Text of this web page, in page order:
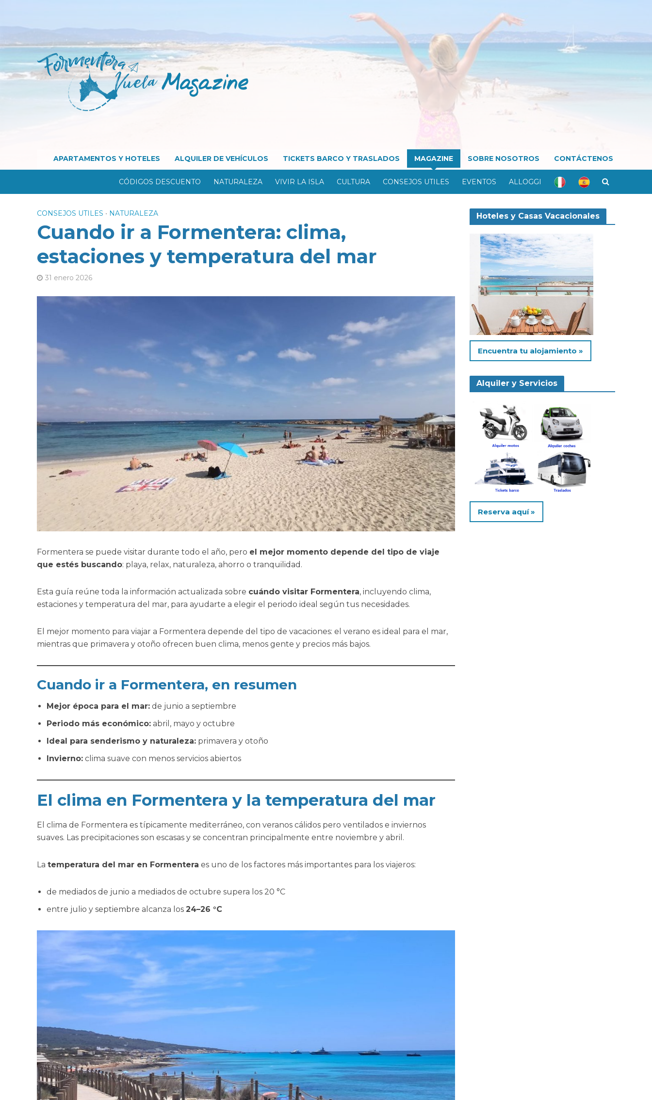
APARTAMENTOS Y HOTELES ALQUILER DE VEHÍCULOS TICKETS BARCO Y TRASLADOS MAGAZINE SOBRE NOSOTROS CONTÁCTENOS
CÓDIGOS DESCUENTO NATURALEZA VIVIR LA ISLA CULTURA CONSEJOS UTILES EVENTOS ALLOGGI
CONSEJOS UTILES • NATURALEZA
Cuando ir a Formentera: clima,
estaciones y temperatura del mar
31 enero 2026
Formentera se puede visitar durante todo el año, pero el mejor momento depende del tipo de viaje
que estés buscando: playa, relax, naturaleza, ahorro o tranquilidad.
Esta guía reúne toda la información actualizada sobre cuándo visitar Formentera, incluyendo clima,
estaciones y temperatura del mar, para ayudarte a elegir el periodo ideal según tus necesidades.
El mejor momento para viajar a Formentera depende del tipo de vacaciones: el verano es ideal para el mar,
mientras que primavera y otoño ofrecen buen clima, menos gente y precios más bajos.
Cuando ir a Formentera, en resumen
Mejor época para el mar:de junio a septiembre
Periodo más económico:abril, mayo y octubre
Ideal para senderismo y naturaleza:primavera y otoño
Invierno:clima suave con menos servicios abiertos
El clima en Formentera y la temperatura del mar
El clima de Formentera es típicamente mediterráneo, con veranos cálidos pero ventilados e inviernos
suaves. Las precipitaciones son escasas y se concentran principalmente entre noviembre y abril.
La temperatura del mar en Formentera es uno de los factores más importantes para los viajeros:
de mediados de junio a mediados de octubre supera los 20 °C
entre julio y septiembre alcanza los 24–26 °C
Hoteles y Casas Vacacionales
Encuentra tu alojamiento »
Alquiler y Servicios
Reserva aquí »